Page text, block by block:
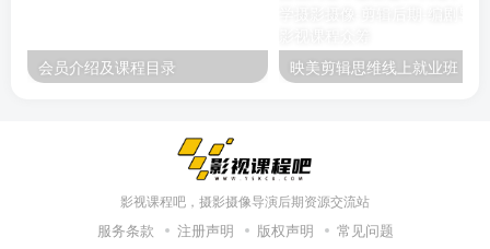
会员介绍及课程目录
影视课程吧，摄影摄像导演后期资源交流站
服务条款 注册声明 版权声明 常见问题